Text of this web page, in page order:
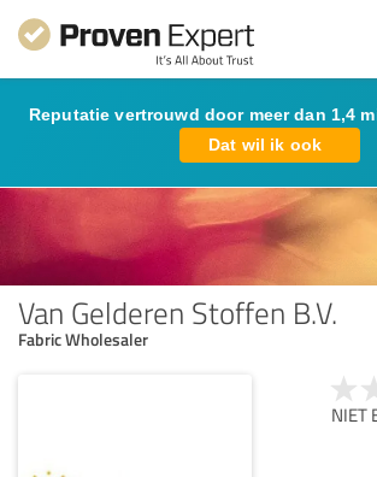
Reputatie vertrouwd door meer dan 1,4
Dat wil ik ook
Van Gelderen Stoffen B.V.
Fabric Wholesaler
NIET